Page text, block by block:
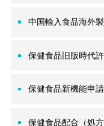
中国輸入食品海外
保健食品旧版時代
保健食品新機能申請
保健食品配合（処